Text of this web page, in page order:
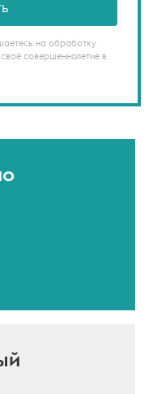
на обработку
совершеннолетие в